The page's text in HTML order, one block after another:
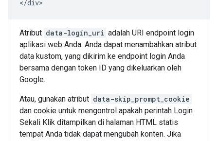
Atribut data-login_uri adalah URI endpoint login
aplikasi web Anda. Anda dapat menambahkan atribut
data kustom, yang dikirim ke endpoint login Anda
bersama dengan token ID yang dikeluarkan oleh
Google.
Atau, gunakan atribut data-skip_prompt_cookie
dan cookie untuk mengontrol apakah perintah Login
Sekali Klik ditampilkan di halaman HTML statis
tempat Anda tidak dapat mengubah konten. Jika